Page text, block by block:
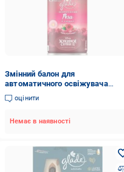
Змінний балон для
автоматичного освіжувача
повітря Glade Лагiдна троянда i
сандал 269 мл
оцінити
Немає в наявності